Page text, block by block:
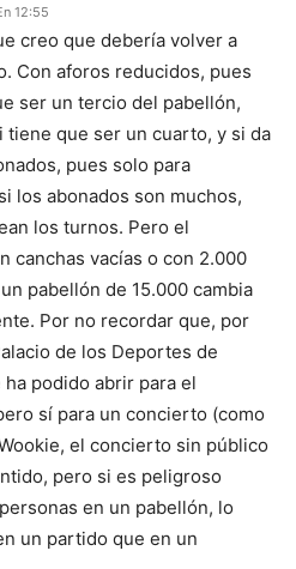
12:55
creo que debería volver a
Con aforos reducidos, pues
ser un tercio del pabellón,
tiene que ser un cuarto, y si da
pues solo para
los abonados son muchos,
los turnos. Pero el
canchas vacías o con 2.000
pabellón de 15.000 cambia
Por no recordar que, por
de los Deportes de
ha podido abrir para el
sí para un concierto (como
el concierto sin público
pero si es peligroso
en un pabellón, lo
un partido que en un